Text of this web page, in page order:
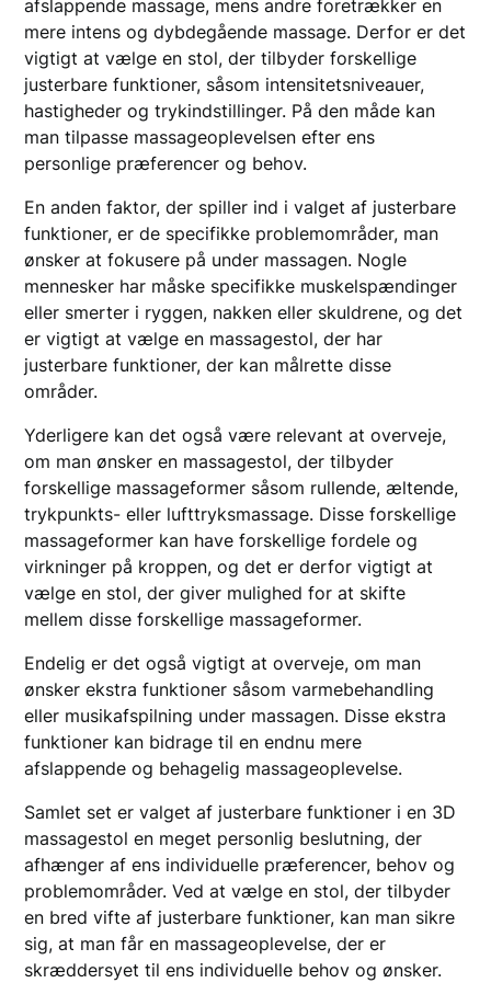
afslappende massage, mens andre foretrækker en
mere intens og dybdegående massage. Derfor er det
vigtigt at vælge en stol, der tilbyder forskellige
justerbare funktioner, såsom intensitetsniveauer,
hastigheder og trykindstillinger. På den måde kan
man tilpasse massageoplevelsen efter ens
personlige præferencer og behov.
En anden faktor, der spiller ind i valget af justerbare
funktioner, er de specifikke problemområder, man
ønsker at fokusere på under massagen. Nogle
mennesker har måske specifikke muskelspændinger
eller smerter i ryggen, nakken eller skuldrene, og det
er vigtigt at vælge en massagestol, der har
justerbare funktioner, der kan målrette disse
områder.
Yderligere kan det også være relevant at overveje,
om man ønsker en massagestol, der tilbyder
forskellige massageformer såsom rullende, æltende,
trykpunkts- eller lufttryksmassage. Disse forskellige
massageformer kan have forskellige fordele og
virkninger på kroppen, og det er derfor vigtigt at
vælge en stol, der giver mulighed for at skifte
mellem disse forskellige massageformer.
Endelig er det også vigtigt at overveje, om man
ønsker ekstra funktioner såsom varmebehandling
eller musikafspilning under massagen. Disse ekstra
funktioner kan bidrage til en endnu mere
afslappende og behagelig massageoplevelse.
Samlet set er valget af justerbare funktioner i en 3D
massagestol en meget personlig beslutning, der
afhænger af ens individuelle præferencer, behov og
problemområder. Ved at vælge en stol, der tilbyder
en bred vifte af justerbare funktioner, kan man sikre
sig, at man får en massageoplevelse, der er
skræddersyet til ens individuelle behov og ønsker.